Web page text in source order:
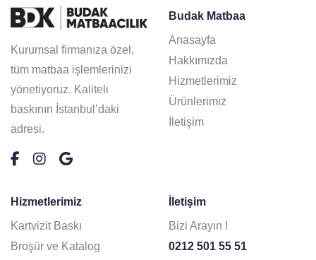
Kurumsal firmanıza özel,
tüm matbaa işlemlerinizi
yönetiyoruz. Kaliteli
baskının İstanbul’daki
adresi.
Budak Matbaa
Anasayfa
Hakkımızda
Hizmetlerimiz
Ürünlerimiz
İletişim
Hizmetlerimiz
Kartvizit Baskı
Broşür ve Katalog
İletişim
Bizi Arayın !
0212 501 55 51